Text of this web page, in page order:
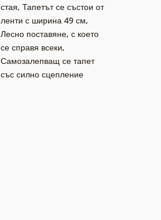
стая, Тапетът се състои от
ленти с ширина 49 см,
Лесно поставяне, с което
се справя всеки,
Самозалепващ се тапет
със силно сцепление